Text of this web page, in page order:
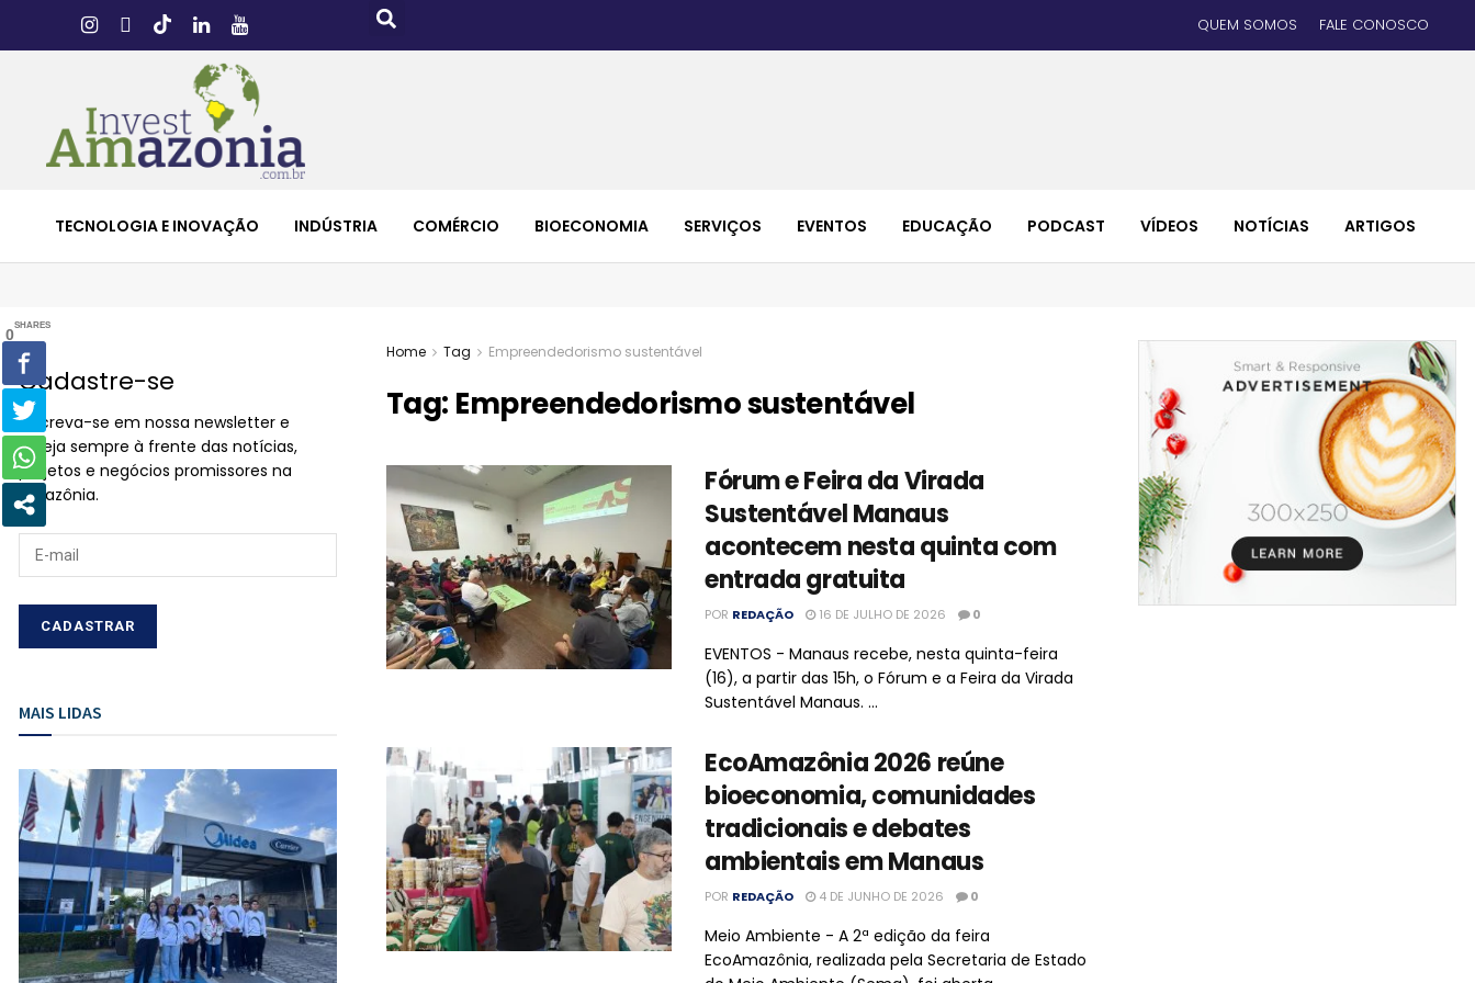
QUEM SOMOS FALE CONOSCO
TECNOLOGIA E INOVAÇÃO INDÚSTRIA COMÉRCIO BIOECONOMIA SERVIÇOS EVENTOS EDUCAÇÃO PODCAST VÍDEOS NOTÍCIAS ARTIGOS
Home Tag Empreendedorismo sustentável
Tag: Empreendedorismo sustentável
Fórum e Feira da Virada
Sustentável Manaus
acontecem nesta quinta com
entrada gratuita
POR REDAÇÃO 16 DE JULHO DE 2026 0
EVENTOS - Manaus recebe, nesta quinta-feira
(16), a partir das 15h, o Fórum e a Feira da Virada
Sustentável Manaus. ...
EcoAmazônia 2026 reúne
bioeconomia, comunidades
tradicionais e debates
ambientais em Manaus
POR REDAÇÃO 4 DE JUNHO DE 2026 0
Meio Ambiente - A 2ª edição da feira
EcoAmazônia, realizada pela Secretaria de Estado
Cadastre-se
Inscreva-se em nossa newsletter e
esteja sempre à frente das notícias,
projetos e negócios promissores na
Amazônia.
MAIS LIDAS
0
SHARES